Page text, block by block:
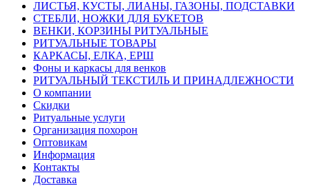
ЛИСТЬЯ, КУСТЫ, ЛИАНЫ, ГАЗОНЫ, ПОДСТАВКИ
СТЕБЛИ, НОЖКИ ДЛЯ БУКЕТОВ
ВЕНКИ, КОРЗИНЫ РИТУАЛЬНЫЕ
РИТУАЛЬНЫЕ ТОВАРЫ
КАРКАСЫ, ЕЛКА, ЕРШ
Фоны и каркасы для венков
РИТУАЛЬНЫЙ ТЕКСТИЛЬ И ПРИНАДЛЕЖНОСТИ
О компании
Скидки
Ритуальные услуги
Организация похорон
Оптовикам
Информация
Контакты
Доставка